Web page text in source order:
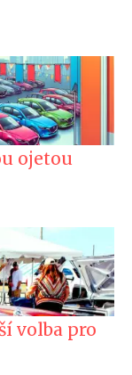
ojetou
volba pro